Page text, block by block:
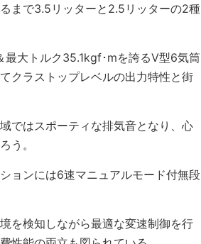
まで3.5リッターと2.5リッターの2種
大トルク35.1kgf･mを誇るV型6気筒
クラストップレベルの出力特性と街
ではスポーティな排気音となり、心
う。
ョンには6速マニュアルモード付無段
を検知しながら最適な変速制御を行